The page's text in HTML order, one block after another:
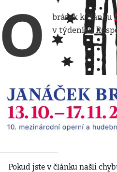
O brázek k článku
v týdeníku
Pokud jste v článku našli